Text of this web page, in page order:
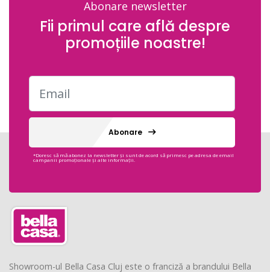
Abonare newsletter
Fii primul care află despre
promoțiile noastre!
Abonare
*Doresc să mă abonez la newsletter și sunt de acord să primesc pe adresa de email
campanii promoționale și alte informații.
Showroom-ul Bella Casa Cluj este o franciză a brandului Bella